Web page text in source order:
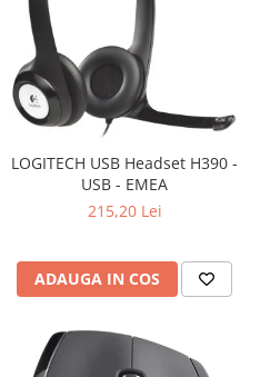
Multimedia
Foto & Video
Cloud si Aplicatii SaaS
Sisteme Videoconferinta
Securitate Date
LOGITECH USB Headset H390 -
USB - EMEA
215,20 Lei
ADAUGA IN COS